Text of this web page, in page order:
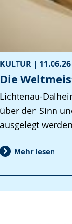
KULTUR | 11.06.26
Die
Lichtenau-
über den Sinn
ausgelegt
Mehr lesen